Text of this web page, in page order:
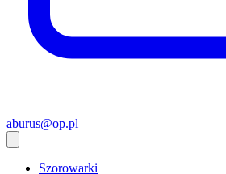
aburus@op.pl
Szorowarki